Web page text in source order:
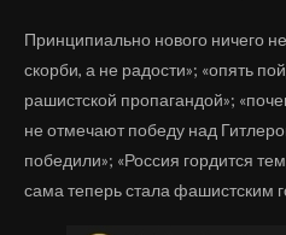
Принципиально нового ничего
скорби, а не радости»; «опять
рашистской пропагандой»;
не отмечают победу над
победили»; «Россия гордится
сама теперь стала фашистским